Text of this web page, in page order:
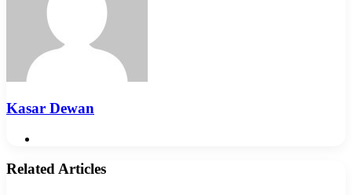
অ্যান্টার্কটিকার বৃহত্তম হিমবাহ সরে যাচ্ছে
Kasar Dewan
Related Articles